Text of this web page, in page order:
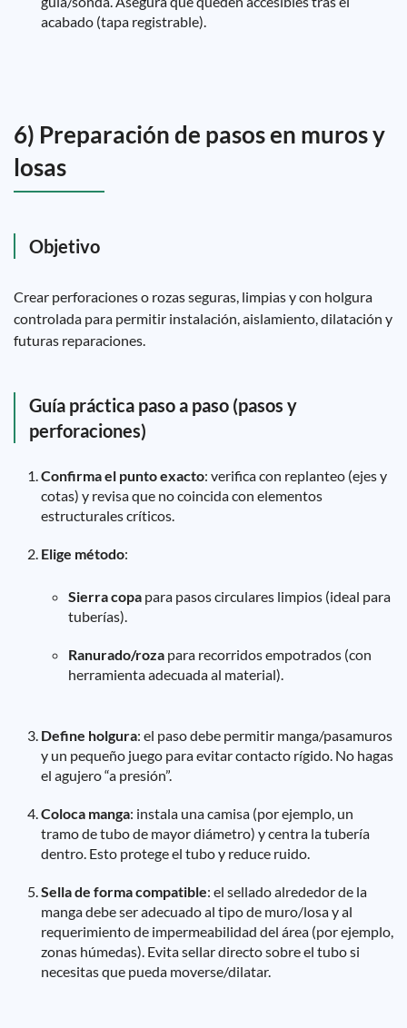
acabado (tapa registrable).
6) Preparación de pasos en muros y
losas
Objetivo
Crear perforaciones o rozas seguras, limpias y con holgura
controlada para permitir instalación, aislamiento, dilatación y
futuras reparaciones.
Guía práctica paso a paso (pasos y
perforaciones)
Confirma el punto exacto: verifica con replanteo (ejes y
cotas) y revisa que no coincida con elementos
estructurales críticos.
Elige método:
Sierra copa para pasos circulares limpios (ideal para
tuberías).
Ranurado/roza para recorridos empotrados (con
herramienta adecuada al material).
Define holgura: el paso debe permitir manga/pasamuros
y un pequeño juego para evitar contacto rígido. No hagas
el agujero “a presión”.
Coloca manga: instala una camisa (por ejemplo, un
tramo de tubo de mayor diámetro) y centra la tubería
dentro. Esto protege el tubo y reduce ruido.
Sella de forma compatible: el sellado alrededor de la
manga debe ser adecuado al tipo de muro/losa y al
requerimiento de impermeabilidad del área (por ejemplo,
zonas húmedas). Evita sellar directo sobre el tubo si
necesitas que pueda moverse/dilatar.